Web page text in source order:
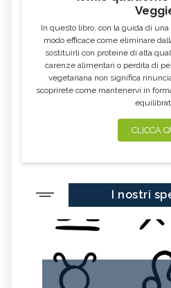
In questo libro, con la guida di
modo efficace come eliminare
sostituirli con proteine di alta
carenze alimentari o perdita di
vegetariana non significa
scoprirete come mantenervi in
CLICCA
I nostri